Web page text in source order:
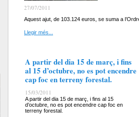
27/07/2011
Aquest ajut, de 103.124 euros, se suma a
Llegir més...
A partir del dia 15 de març, i fins
al 15 d’octubre, no es pot encendre
cap foc en terreny forestal.
15/03/2011
A partir del dia 15 de març, i fins al 15
d’octubre, no es pot encendre cap foc en
terreny forestal.